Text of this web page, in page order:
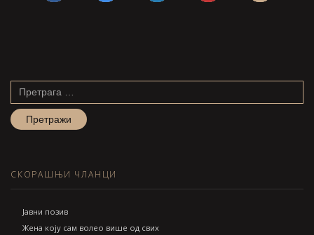
СКОРАШЊИ ЧЛАНЦИ
Jавни позив
Жена коју сам волео више од свих